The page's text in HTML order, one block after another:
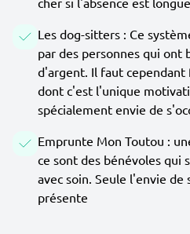
Les dog-sitters : Ce
par des personnes qui ont
d'argent. Il faut
dont c'est l'unique
spécialement envie de
Emprunte Mon Toutou :
ce sont des bénévoles qui
avec soin. Seule l'envie de
présente